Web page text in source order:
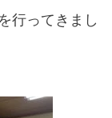
行ってきまし